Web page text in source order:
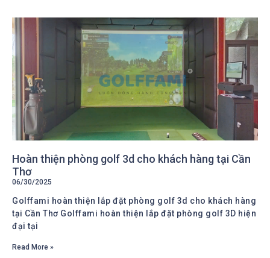
Hoàn thiện phòng golf 3d cho khách hàng tại Cần
Thơ
06/30/2025
Golffami hoàn thiện lắp đặt phòng golf 3d cho khách hàng
tại Cần Thơ Golffami hoàn thiện lắp đặt phòng golf 3D hiện
đại tại
Read More »